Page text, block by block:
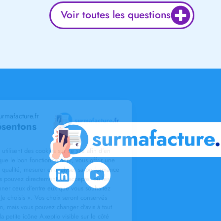
Bienvenue sur le site surmafacture.fr
Nous vous présentons
Les cookies
L'af2m et ses partenaires utilisent des cookies sur ce site afin d'en
assurer la sécurité ainsi que le bon fonctionnement, vous offrir une
expérience utilisateur de qualité, mesurer et analyser sa performance
ainsi que son trafic. Vous pouvez directement les accepter ou les
refuser ou bien sélectionner ceux d'entre eux que vous souhaitez
Voir toutes les questions